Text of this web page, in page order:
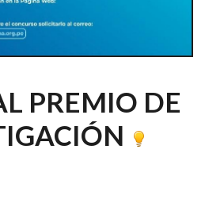
PREMIO DE